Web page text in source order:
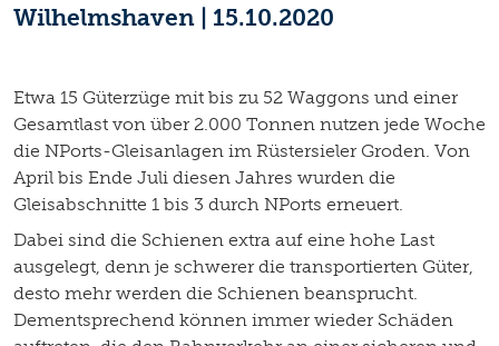
Wilhelmshaven | 15.10.2020
Etwa 15 Güterzüge mit bis zu 52 Waggons und einer
Gesamtlast von über 2.000 Tonnen nutzen jede Woche
die NPorts-Gleisanlagen im Rüstersieler Groden. Von
April bis Ende Juli diesen Jahres wurden die
Gleisabschnitte 1 bis 3 durch NPorts erneuert.
Dabei sind die Schienen extra auf eine hohe Last
ausgelegt, denn je schwerer die transportierten Güter,
desto mehr werden die Schienen beansprucht.
Dementsprechend können immer wieder Schäden